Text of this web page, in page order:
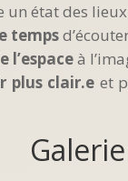
un état des
temps
l’espaceà
plus clair.e et